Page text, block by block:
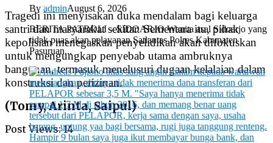
Tragedi ini menyisakan duka mendalam bagi keluarga
santri dan masyarakat sekitar. Sementara itu, pihak
kepolisian menegaskan penyelidikan akan difokuskan
untuk mengungkap penyebab utama ambruknya
bangunan, termasuk menelusuri dugaan kelalaian dalam
konstruksi dan perizinan.
(Tomy, Arinta, Saipul)
Post Views: 14
By adminAugust 6, 2026
BERITA PATROLI – SIDOARJO Wanita asal Sidoarjo yang
tidak puas akan pelayanan Satlantas Polres Kabupaten
Pasuruan...